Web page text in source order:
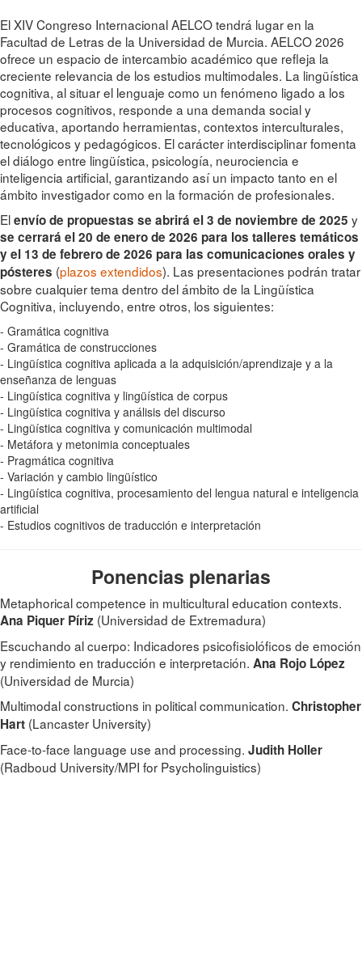
El XIV Congreso Internacional AELCO tendrá lugar en la
Facultad de Letras de la Universidad de Murcia. AELCO 2026
ofrece un espacio de intercambio académico que refleja la
creciente relevancia de los estudios multimodales. La lingüística
cognitiva, al situar el lenguaje como un fenómeno ligado a los
procesos cognitivos, responde a una demanda social y
educativa, aportando herramientas, contextos interculturales,
tecnológicos y pedagógicos. El carácter interdisciplinar fomenta
el diálogo entre lingüística, psicología, neurociencia e
inteligencia artificial, garantizando así un impacto tanto en el
ámbito investigador como en la formación de profesionales.
Elenvío de propuestas se abrirá el 3 de noviembre de 2025 y
se cerrará el 20 de enero de 2026 para los talleres temáticos
y el 13 de febrero de 2026 para las comunicaciones orales y
pósteres (plazos extendidos). Las presentaciones podrán tratar
sobre cualquier tema dentro del ámbito de la Lingüística
Cognitiva, incluyendo, entre otros, los siguientes:
- Gramática cognitiva
- Gramática de construcciones
- Lingüística cognitiva aplicada a la adquisición/aprendizaje y a la
enseñanza de lenguas
- Lingüística cognitiva y lingüística de corpus
- Lingüística cognitiva y análisis del discurso
- Lingüística cognitiva y comunicación multimodal
- Metáfora y metonimia conceptuales
- Pragmática cognitiva
- Variación y cambio lingüístico
- Lingüística cognitiva, procesamiento del lengua natural e inteligencia
artificial
- Estudios cognitivos de traducción e interpretación
Ponencias plenarias
Metaphorical competence in multicultural education contexts.
Ana Piquer Píriz (Universidad de Extremadura)
Escuchando al cuerpo: Indicadores psicofisiolóficos de emoción
y rendimiento en traducción e interpretación. Ana Rojo López
(Universidad de Murcia)
Multimodal constructions in political communication. Christopher
Hart (Lancaster University)
Face-to-face language use and processing. Judith Holler
(Radboud University/MPI for Psycholinguistics)